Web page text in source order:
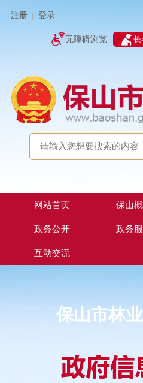
注册 登录
无障碍浏览 长
网站首页 保山
政务公开 政务
互动交流
保山市林